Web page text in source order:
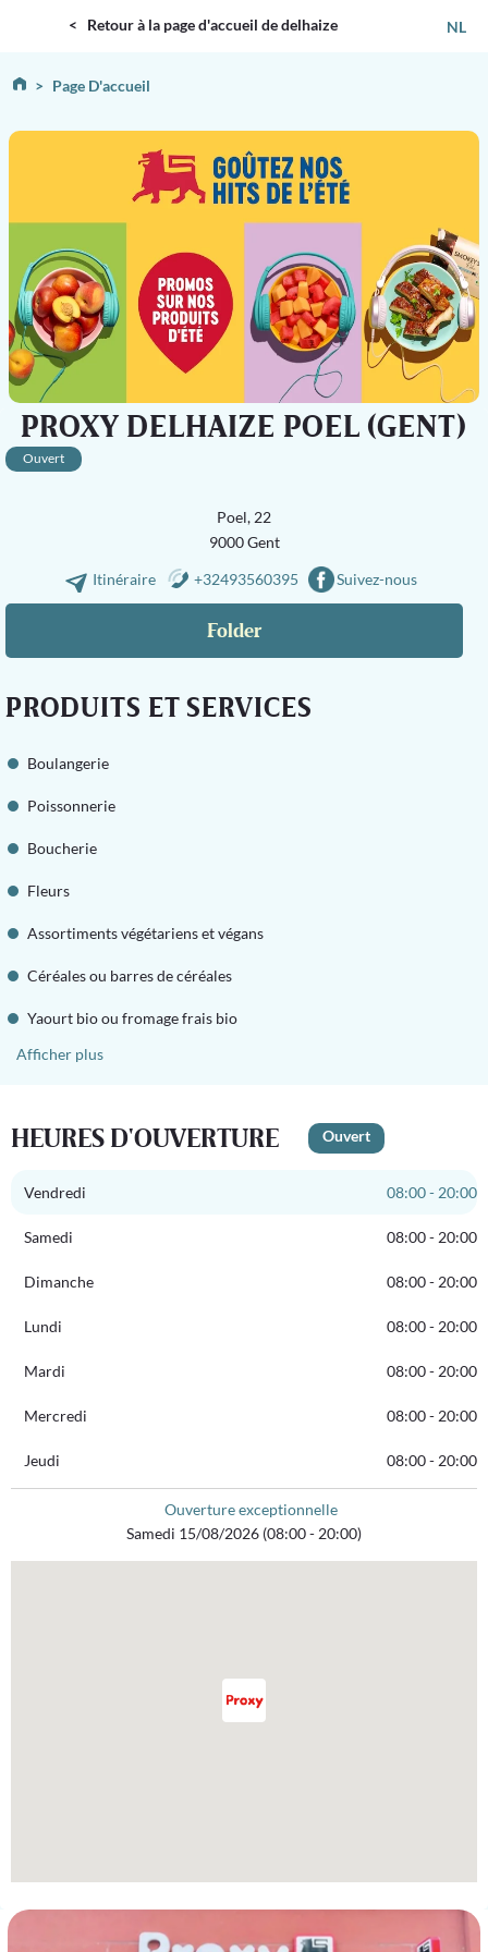
< Retour à la page d'accueil de delhaize NL
Page D'accueil
PROXY DELHAIZE POEL (GENT)
Ouvert
Poel, 22
9000 Gent
Itinéraire
+32493560395 Suivez-nous
Folder
PRODUITS ET SERVICES
Boulangerie
Poissonnerie
Boucherie
Fleurs
Assortiments végétariens et végans
Céréales ou barres de céréales
Yaourt bio ou fromage frais bio
Afficher plus
HEURES D'OUVERTURE Ouvert
Vendredi 08:00 - 20:00
Samedi 08:00 - 20:00
Dimanche 08:00 - 20:00
Lundi 08:00 - 20:00
Mardi 08:00 - 20:00
Mercredi 08:00 - 20:00
Jeudi 08:00 - 20:00
Ouverture exceptionnelle
Samedi 15/08/2026 (08:00 - 20:00)